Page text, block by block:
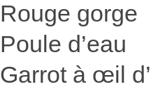
Rouge gorge
Poule d’eau
Garrot à œil